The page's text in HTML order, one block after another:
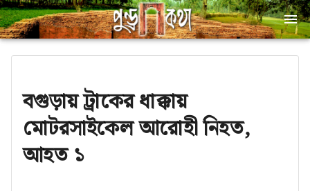
বগুড়ায় ট্রাকের ধাক্কায়
মোটরসাইকেল আরোহী নিহত,
আহত ১